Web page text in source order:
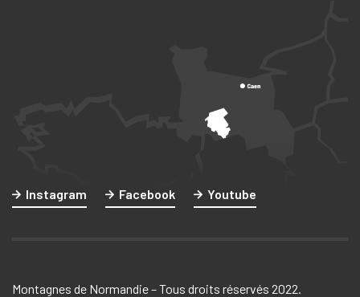
Instagram Facebook Youtube
Montagnes de Normandie – Tous droits réservés 2022.